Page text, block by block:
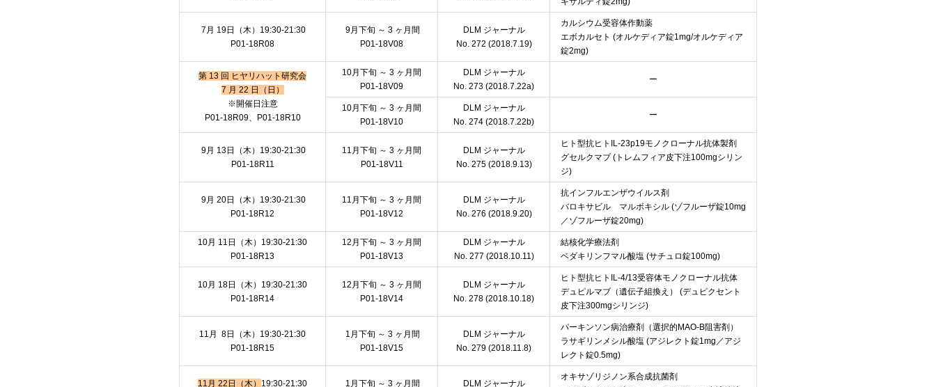
7月 19日（木）19:30-21:30
P01-18R08
9月下旬 ～ 3 ヶ月間
P01-18V08
DLM ジャーナル
No. 272 (2018.7.19)
カルシウム受容体作動薬
エボカルセト (オルケディア錠1mg/オルケディア
錠2mg)
第 13 回 ヒヤリハット研究会
7 月 22 日（日）
※開催日注意
P01-18R09、P01-18R10
10月下旬 ～ 3 ヶ月間
P01-18V09
DLM ジャーナル
No. 273 (2018.7.22a)
ー
10月下旬 ～ 3 ヶ月間
P01-18V10
DLM ジャーナル
No. 274 (2018.7.22b)
ー
9月 13日（木）19:30-21:30
P01-18R11
11月下旬 ～ 3 ヶ月間
P01-18V11
DLM ジャーナル
No. 275 (2018.9.13)
ヒト型抗ヒトIL-23p19モノクローナル抗体製剤
グセルクマブ (トレムフィア皮下注100mgシリン
ジ)
9月 20日（木）19:30-21:30
P01-18R12
11月下旬 ～ 3 ヶ月間
P01-18V12
DLM ジャーナル
No. 276 (2018.9.20)
抗インフルエンザウイルス剤
バロキサビル マルボキシル (ゾフルーザ錠10mg
／ゾフルーザ錠20mg)
10月 11日（木）19:30-21:30
P01-18R13
12月下旬 ～ 3 ヶ月間
P01-18V13
DLM ジャーナル
No. 277 (2018.10.11)
結核化学療法剤
ベダキリンフマル酸塩 (サチュロ錠100mg)
10月 18日（木）19:30-21:30
P01-18R14
12月下旬 ～ 3 ヶ月間
P01-18V14
DLM ジャーナル
No. 278 (2018.10.18)
ヒト型抗ヒトIL-4/13受容体モノクローナル抗体
デュピルマブ（遺伝子組換え） (デュピクセント
皮下注300mgシリンジ)
11月 8日（木）19:30-21:30
P01-18R15
1月下旬 ～ 3 ヶ月間
P01-18V15
DLM ジャーナル
No. 279 (2018.11.8)
パーキンソン病治療剤（選択的MAO-B阻害剤）
ラサギリンメシル酸塩 (アジレクト錠1mg／アジ
レクト錠0.5mg)
11月 22日（木） 19:30-21:30
1月下旬 ～ 3 ヶ月間
DLM ジャーナル
オキサゾリジノン系合成抗菌剤